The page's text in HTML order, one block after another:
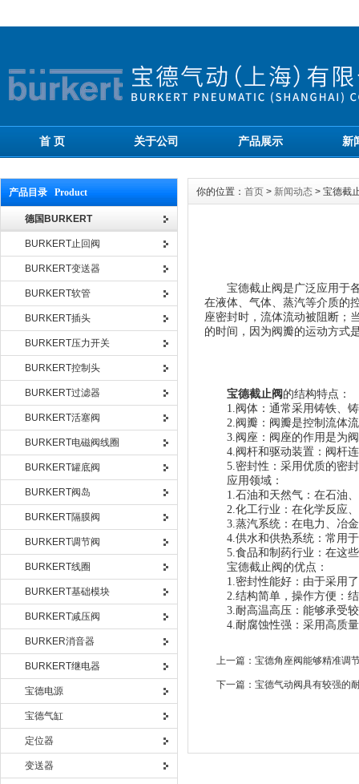
首 页 关于公司 产品展示 新
产品目录 Product
德国BURKERT
BURKERT止回阀
BURKERT变送器
BURKERT软管
BURKERT插头
BURKERT压力开关
BURKERT控制头
BURKERT过滤器
BURKERT活塞阀
BURKERT电磁阀线圈
BURKERT罐底阀
BURKERT阀岛
BURKERT隔膜阀
BURKERT调节阀
BURKERT线圈
BURKERT基础模块
BURKERT减压阀
BURKER消音器
BURKERT继电器
宝德电源
宝德气缸
定位器
变送器
你的位置： 首页 > 新闻动态 > 宝德截
宝德截止阀是广泛应用于各
在液体、气体、蒸汽等介质的
座密封时，流体流动被阻断；
的时间，因为阀瓣的运动方式
宝德截止阀 的结构特点：
1.阀体：通常采用铸铁、铸
2.阀瓣：阀瓣是控制流体流
3.阀座：阀座的作用是为阀
4.阀杆和驱动装置：阀杆连
5.密封性：采用优质的密封
应用领域：
1.石油和天然气：在石油、
2.化工行业：在化学反应、
3.蒸汽系统：在电力、冶金
4.供水和供热系统：常用于
5.食品和制药行业：在这些
宝德截止阀的优点：
1.密封性能好：由于采用了
2.结构简单，操作方便：结
3.耐高温高压：能够承受较
4.耐腐蚀性强：采用高质量
上一篇： 宝德角座阀能够精准调
下一篇： 宝德气动阀具有较强的